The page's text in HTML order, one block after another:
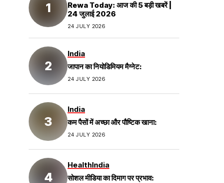
Rewa Today: आज की 5 बड़ी खबरें |
24 जुलाई 2026
24 JULY 2026
India
जापान का नियोडिमियम मैग्नेट:
24 JULY 2026
India
कम पैसों में अच्छा और पौष्टिक खाना:
24 JULY 2026
HealthIndia
सोशल मीडिया का दिमाग पर प्रभाव: